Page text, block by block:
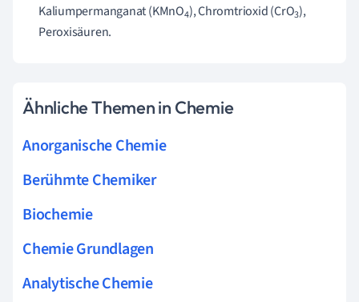
Kaliumpermanganat (KMnO4), Chromtrioxid (CrO3),
Peroxisäuren.
Ähnliche Themen in Chemie
Anorganische Chemie
Berühmte Chemiker
Biochemie
Chemie Grundlagen
Analytische Chemie